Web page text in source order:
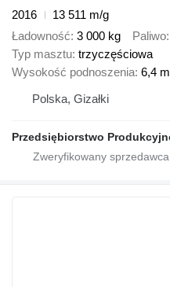
2016
13 511 m/g
Ładowność 3 000 kg Paliwo
Typ masztu trzyczęściowa
Wysokość podnoszenia 6,4 m
Polska, Gizałki